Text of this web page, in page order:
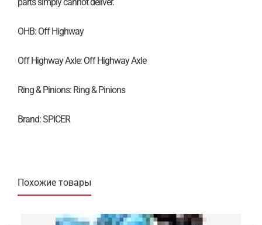
OHB: Off Highway
Off Highway Axle: Off Highway Axle
Ring & Pinions: Ring & Pinions
Brand: SPICER
Похожие товары